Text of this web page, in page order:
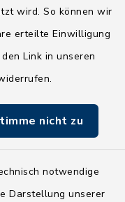
wird. So können wir
erteilte Einwilligung
Link in unseren
nicht zu
notwendige
Darstellung unserer